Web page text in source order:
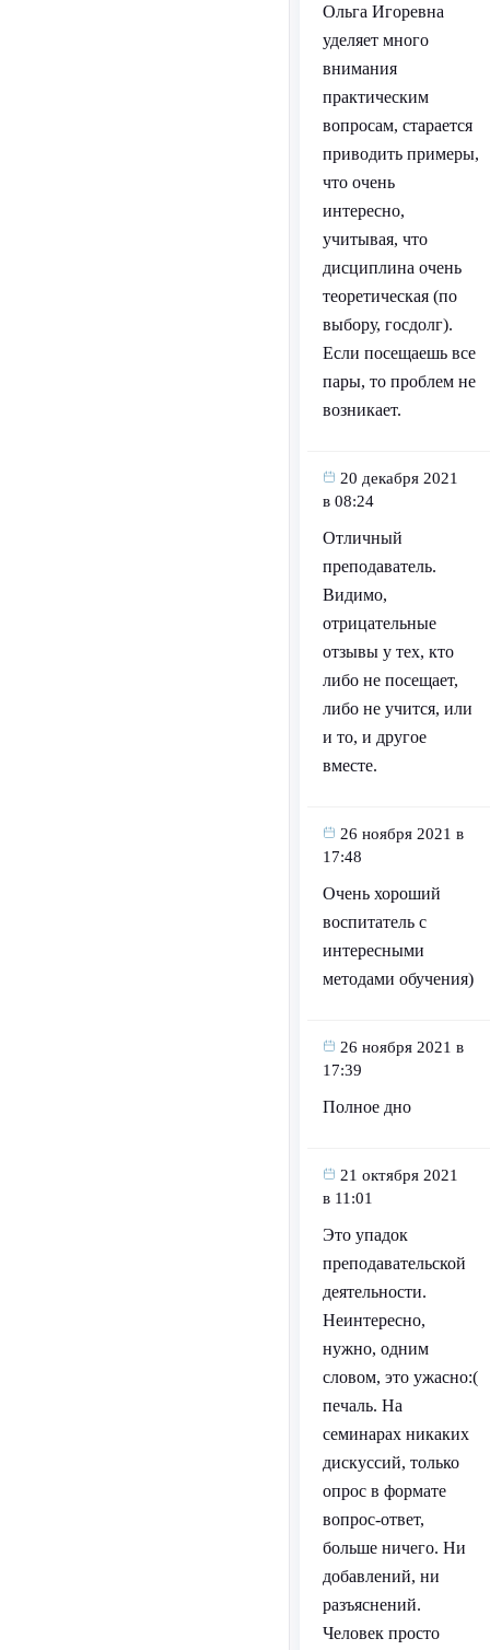
Ольга Игоревна
уделяет много
внимания
практическим
вопросам, старается
приводить примеры,
что очень
интересно,
учитывая, что
дисциплина очень
теоретическая (по
выбору, госдолг).
Если посещаешь все
пары, то проблем не
возникает.
20 декабря 2021
в 08:24
Отличный
преподаватель.
Видимо,
отрицательные
отзывы у тех, кто
либо не посещает,
либо не учится, или
и то, и другое
вместе.
26 ноября 2021 в
17:48
Очень хороший
воспитатель с
интересными
методами обучения)
26 ноября 2021 в
17:39
Полное дно
21 октября 2021
в 11:01
Это упадок
преподавательской
деятельности.
Неинтересно,
нужно, одним
словом, это ужасно:(
печаль. На
семинарах никаких
дискуссий, только
опрос в формате
вопрос-ответ,
больше ничего. Ни
добавлений, ни
разъяснений.
Человек просто